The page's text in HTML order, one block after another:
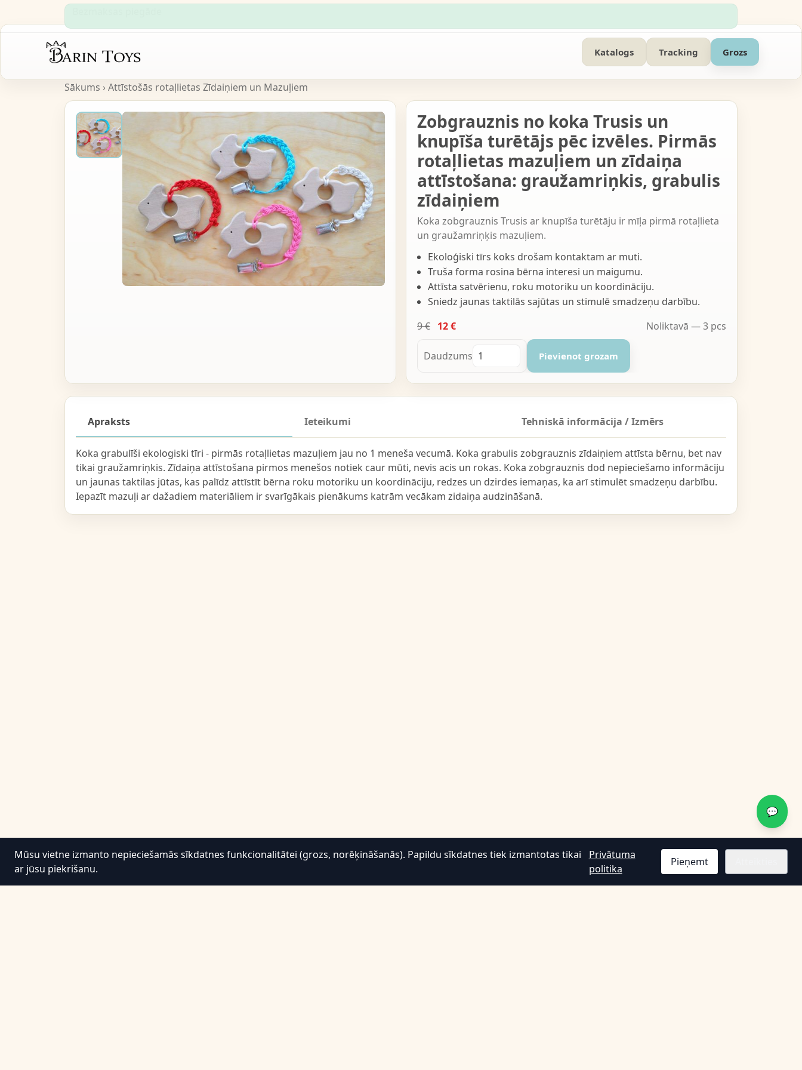
Katalogs Tracking Grozs
Sākums › Attīstošās rotaļlietas Zīdaiņiem un Mazuļiem
Zobgrauznis no koka Trusis un
knupīša turētājs pēc izvēles. Pirmās
rotaļlietas mazuļiem un zīdaiņa
attīstošana: graužamriņkis, grabulis
zīdaiņiem
Koka zobgrauznis Trusis ar knupīša turētāju ir mīļa pirmā rotaļlieta
un graužamriņķis mazuļiem.
Ekoloģiski tīrs koks drošam kontaktam ar muti.
Truša forma rosina bērna interesi un maigumu.
Attīsta satvērienu, roku motoriku un koordināciju.
Sniedz jaunas taktilās sajūtas un stimulē smadzeņu darbību.
9 € 12 € Noliktavā — 3 pcs
Daudzums Pievienot grozam
Apraksts Ieteikumi Tehniskā informācija / Izmērs
Koka grabulīši ekologiski tīri - pirmās rotaļlietas mazuļiem jau no 1 meneša vecumā. Koka grabulis zobgrauznis zīdaiņiem attīsta bērnu, bet nav
tikai graužamriņkis. Zīdaiņa attīstošana pirmos menešos notiek caur mūti, nevis acis un rokas. Koka zobgrauznis dod nepieciešamo informāciju
un jaunas taktilas jūtas, kas palīdz attīstīt bērna roku motoriku un koordināciju, redzes un dzirdes iemaņas, ka arī stimulēt smadzeņu darbību.
Iepazīt mazuļi ar dažadiem materiāliem ir svarīgākais pienākums katrām vecākam zidaiņa audzināšanā.
Mūsu vietne izmanto nepieciešamās sīkdatnes funkcionalitātei (grozs, norēķināšanās). Papildu sīkdatnes tiek izmantotas tikai
ar jūsu piekrišanu.
Privātuma
politika
Pieņemt
💬